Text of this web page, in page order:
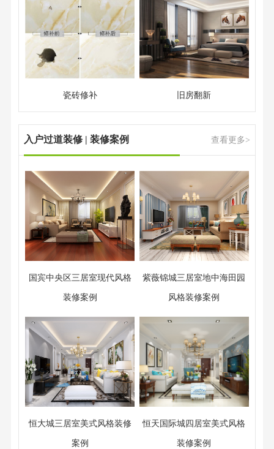
瓷砖修补 旧房翻新
入户过道装修 | 装修案例 查看更多>
国宾中央区三居室现代风格
装修案例
紫薇锦城三居室地中海田园
风格装修案例
恒大城三居室美式风格装修
案例
恒天国际城四居室美式风格
装修案例